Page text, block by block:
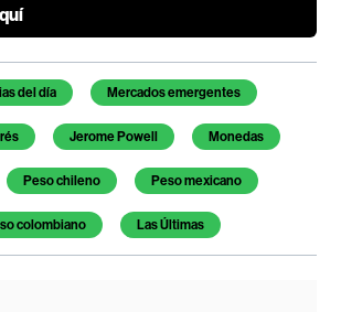
artículo
del día Mercados emergentes
Jerome Powell Monedas
Peso chileno Peso mexicano
colombiano Las Últimas